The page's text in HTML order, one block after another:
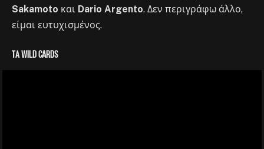
Sakamoto και Dario Argento. Δεν περιγράφω άλλο,
είμαι ευτυχισμένος.
Τα wild cards